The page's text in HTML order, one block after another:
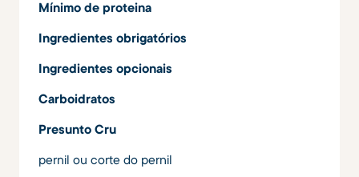
Mínimo de proteina
Ingredientes obrigatórios
Ingredientes opcionais
Carboidratos
Presunto Cru
pernil ou corte do pernil